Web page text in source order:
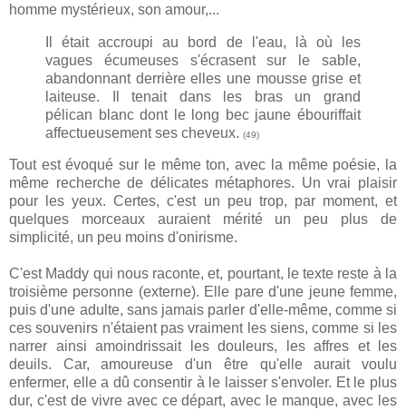
homme mystérieux, son amour,...
Il était accroupi au bord de l'eau, là où les
vagues écumeuses s'écrasent sur le sable,
abandonnant derrière elles une mousse grise et
laiteuse. Il tenait dans les bras un grand
pélican blanc dont le long bec jaune ébouriffait
affectueusement ses cheveux. (49)
Tout est évoqué sur le même ton, avec la même poésie, la
même recherche de délicates métaphores. Un vrai plaisir
pour les yeux. Certes, c'est un peu trop, par moment, et
quelques morceaux auraient mérité un peu plus de
simplicité, un peu moins d'onirisme.
C'est Maddy qui nous raconte, et, pourtant, le texte reste à la
troisième personne (externe). Elle pare d'une jeune femme,
puis d'une adulte, sans jamais parler d'elle-même, comme si
ces souvenirs n'étaient pas vraiment les siens, comme si les
narrer ainsi amoindrissait les douleurs, les affres et les
deuils. Car, amoureuse d'un être qu'elle aurait voulu
enfermer, elle a dû consentir à le laisser s'envoler. Et le plus
dur, c'est de vivre avec ce départ, avec le manque, avec les